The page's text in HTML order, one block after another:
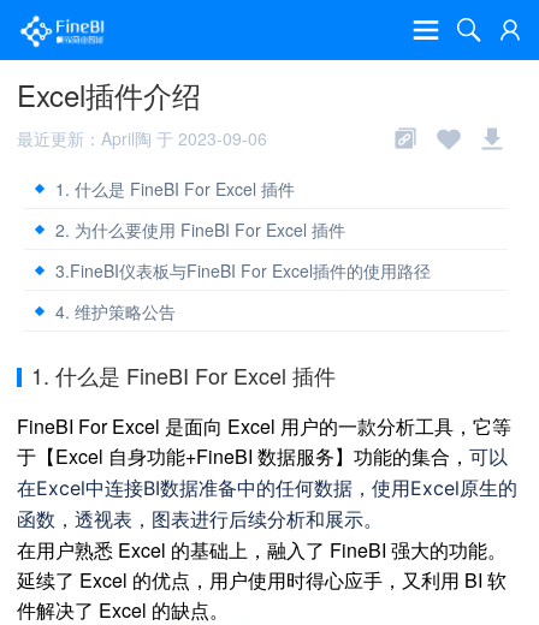
Excel插件介绍
最近更新：April陶 于 2023-09-06
1. 什么是 FineBI For Excel 插件
2. 为什么要使用 FineBI For Excel 插件
3.FineBI仪表板与FineBI For Excel插件的使用路径
4. 维护策略公告
1. 什么是 FineBI For Excel 插件
FineBI For Excel 是面向 Excel 用户的一款分析工具，它等
于【Excel 自身功能+FineBI 数据服务】功能的集合， 可以
在Excel中连接BI数据准备中的任何数据，使用Excel原生的
函数，透视表，图表进行后续分析和展示。
在用户熟悉 Excel 的基础上，融入了 FineBI 强大的功能。
延续了 Excel 的优点，用户使用时得心应手，又利用 BI 软
件解决了 Excel 的缺点。